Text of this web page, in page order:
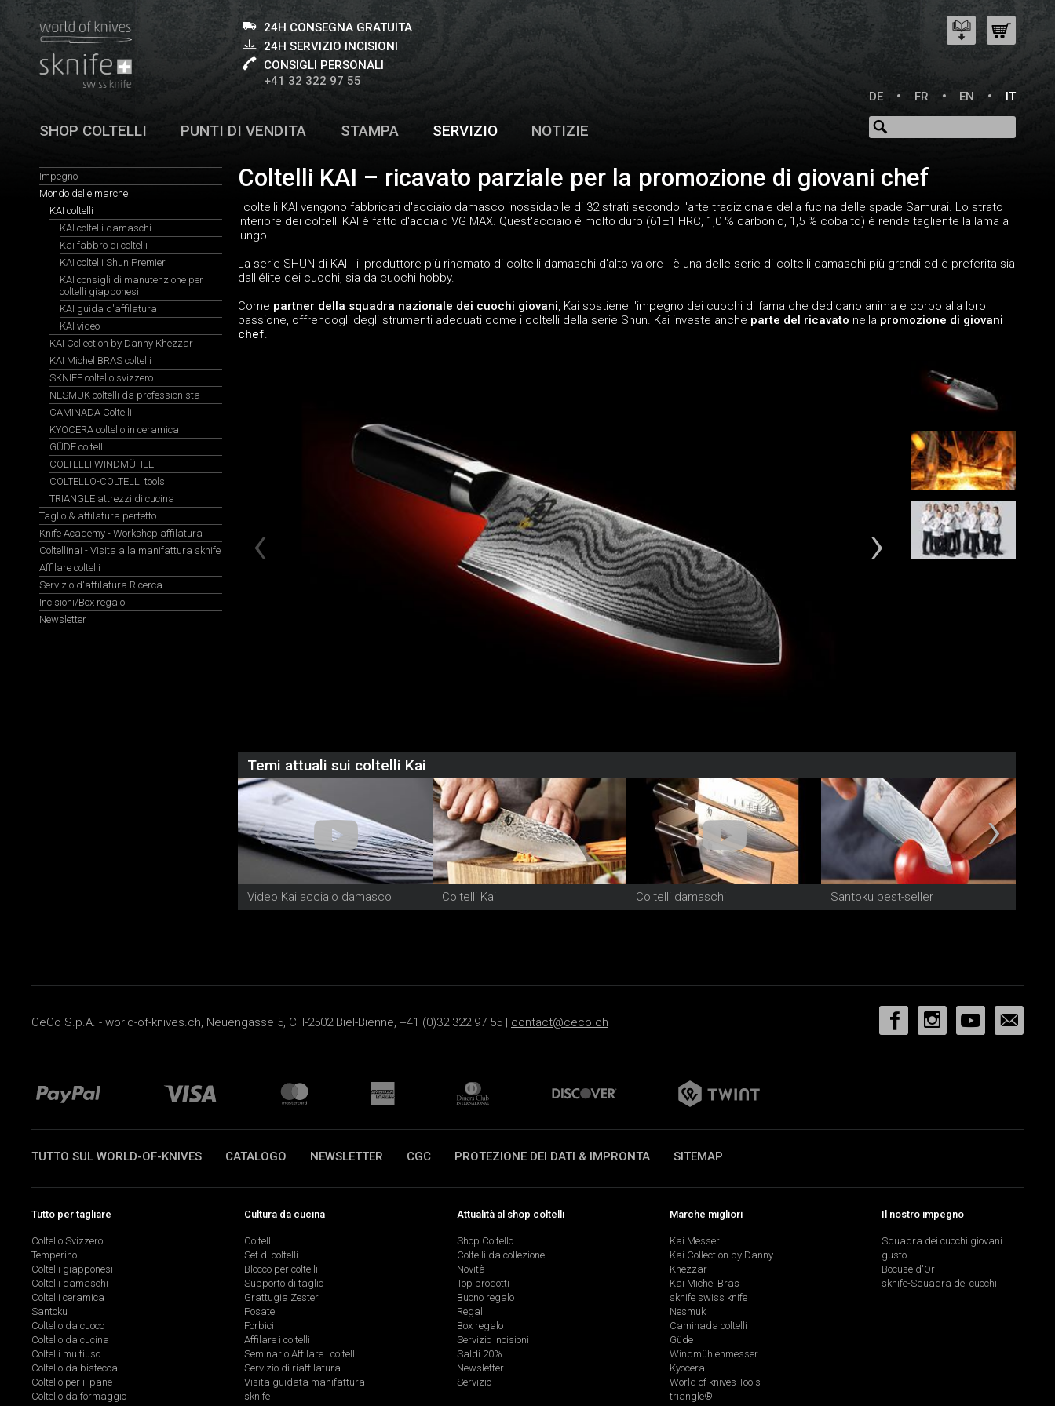
24H CONSEGNA GRATUITA
24H SERVIZIO INCISIONI
CONSIGLI PERSONALI
+41 32 322 97 55
DE
FR EN IT
SHOP COLTELLI PUNTI DI VENDITA STAMPA SERVIZIO NOTIZIE
Impegno
Mondo delle marche
KAI coltelli
KAI coltelli damaschi
Kai fabbro di coltelli
KAI coltelli Shun Premier
KAI consigli di manutenzione per
coltelli giapponesi
KAI guida d'affilatura
KAI video
KAI Collection by Danny Khezzar
KAI Michel BRAS coltelli
SKNIFE coltello svizzero
NESMUK coltelli da professionista
CAMINADA Coltelli
KYOCERA coltello in ceramica
GÜDE coltelli
COLTELLI WINDMÜHLE
COLTELLO-COLTELLI tools
TRIANGLE attrezzi di cucina
Taglio & affilatura perfetto
Knife Academy - Workshop affilatura
Coltellinai - Visita alla manifattura sknife
Affilare coltelli
Servizio d'affilatura Ricerca
Incisioni/Box regalo
Newsletter
Coltelli KAI – ricavato parziale per la promozione di giovani chef
I coltelli KAI vengono fabbricati d'acciaio damasco inossidabile di 32 strati secondo l'arte tradizionale della fucina delle spade Samurai. Lo strato
interiore dei coltelli KAI è fatto d'acciaio VG MAX. Quest'acciaio è molto duro (61±1 HRC, 1,0 % carbonio, 1,5 % cobalto) è rende tagliente la lama a
lungo.
La serie SHUN di KAI - il produttore più rinomato di coltelli damaschi d'alto valore - è una delle serie di coltelli damaschi più grandi ed è preferita sia
dall'élite dei cuochi, sia da cuochi hobby.
Come partner della squadra nazionale dei cuochi giovani, Kai sostiene l'impegno dei cuochi di fama che dedicano anima e corpo alla loro
passione, offrendogli degli strumenti adequati come i coltelli della serie Shun. Kai investe anche parte del ricavato nella promozione di giovani
chef.
Temi attuali sui coltelli Kai
Video Kai acciaio damasco Coltelli Kai Coltelli damaschi Santoku best-seller
CeCo S.p.A. - world-of-knives.ch, Neuengasse 5, CH-2502 Biel-Bienne, +41 (0)32 322 97 55 | contact@ceco.ch
TUTTO SUL WORLD-OF-KNIVES CATALOGO NEWSLETTER CGC PROTEZIONE DEI DATI & IMPRONTA SITEMAP
Tutto per tagliare
Coltello Svizzero
Temperino
Coltelli giapponesi
Coltelli damaschi
Coltelli ceramica
Santoku
Coltello da cuoco
Coltello da cucina
Coltelli multiuso
Coltello da bistecca
Coltello per il pane
Coltello da formaggio
Cultura da cucina
Coltelli
Set di coltelli
Blocco per coltelli
Supporto di taglio
Grattugia Zester
Posate
Forbici
Affilare i coltelli
Seminario Affilare i coltelli
Servizio di riaffilatura
Visita guidata manifattura
sknife
Attualità al shop coltelli
Shop Coltello
Coltelli da collezione
Novità
Top prodotti
Buono regalo
Regali
Box regalo
Servizio incisioni
Saldi 20%
Newsletter
Servizio
Marche migliori
Kai Messer
Kai Collection by Danny
Khezzar
Kai Michel Bras
sknife swiss knife
Nesmuk
Caminada coltelli
Güde
Windmühlenmesser
Kyocera
World of knives Tools
triangle®
Il nostro impegno
Squadra dei cuochi giovani
gusto
Bocuse d'Or
sknife-Squadra dei cuochi